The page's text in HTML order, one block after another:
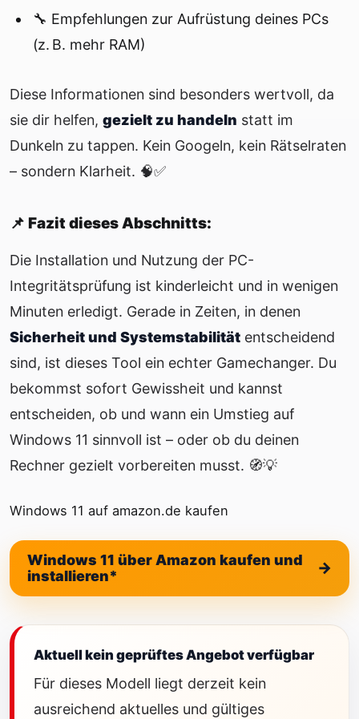
🔧 Empfehlungen zur Aufrüstung deines PCs
(z. B. mehr RAM)
Diese Informationen sind besonders wertvoll, da
sie dir helfen, gezielt zu handeln statt im
Dunkeln zu tappen. Kein Googeln, kein Rätselraten
– sondern Klarheit. 🧠✅
📌 Fazit dieses Abschnitts:
Die Installation und Nutzung der PC-
Integritätsprüfung ist kinderleicht und in wenigen
Minuten erledigt. Gerade in Zeiten, in denen
Sicherheit und Systemstabilität entscheidend
sind, ist dieses Tool ein echter Gamechanger. Du
bekommst sofort Gewissheit und kannst
entscheiden, ob und wann ein Umstieg auf
Windows 11 sinnvoll ist – oder ob du deinen
Rechner gezielt vorbereiten musst. 🧭💡
Windows 11 auf amazon.de kaufen
Windows 11 über Amazon kaufen und
installieren*
Aktuell kein geprüftes Angebot verfügbar
Für dieses Modell liegt derzeit kein
ausreichend aktuelles und gültiges